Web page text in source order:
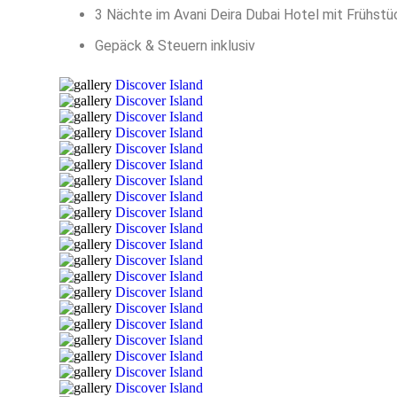
3 Nächte im Avani Deira Dubai Hotel mit
Gepäck & Steuern inklusiv
Discover Island
Discover Island
Discover Island
Discover Island
Discover Island
Discover Island
Discover Island
Discover Island
Discover Island
Discover Island
Discover Island
Discover Island
Discover Island
Discover Island
Discover Island
Discover Island
Discover Island
Discover Island
Discover Island
Discover Island